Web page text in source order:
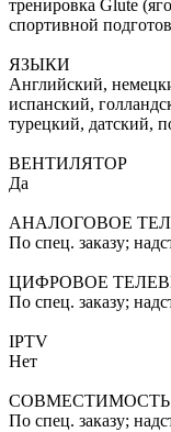
тренировка Glute
спортивной
ЯЗЫКИ
Английский,
испанский,
турецкий, датский,
ВЕНТИЛЯТОР
Да
АНАЛОГОВОЕ
По спец. заказу;
ЦИФРОВОЕ
По спец. заказу;
IPTV
Нет
СОВМЕСТИМОСТЬ
По спец. заказу;